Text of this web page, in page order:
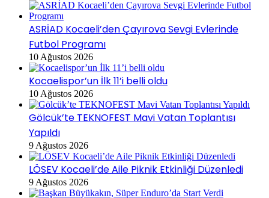
ASRİAD Kocaeli’den Çayırova Sevgi Evlerinde
Futbol Programı
10 Ağustos 2026
Kocaelispor’un İlk 11’i belli oldu
10 Ağustos 2026
Gölcük’te TEKNOFEST Mavi Vatan Toplantısı
Yapıldı
9 Ağustos 2026
LÖSEV Kocaeli’de Aile Piknik Etkinliği Düzenledi
9 Ağustos 2026